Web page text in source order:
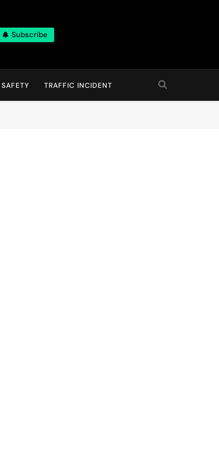
Subscribe
TRAFFIC INCIDENT